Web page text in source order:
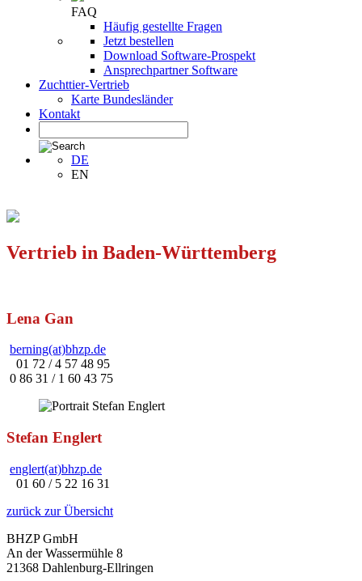
FAQ
Häufig gestellte Fragen
Jetzt bestellen
Download Software-Prospekt
Ansprechpartner Software
Zuchttier-Vertrieb
Karte Bundesländer
Kontakt
DE
EN
Vertrieb in Baden-Württemberg
Lena Gan
berning(at)bhzp.de
01 72 / 4 57 48 95
0 86 31 / 1 60 43 75
Stefan Englert
englert(at)bhzp.de
01 60 / 5 22 16 31
zurück zur Übersicht
BHZP GmbH
An der Wassermühle 8
21368 Dahlenburg-Ellringen